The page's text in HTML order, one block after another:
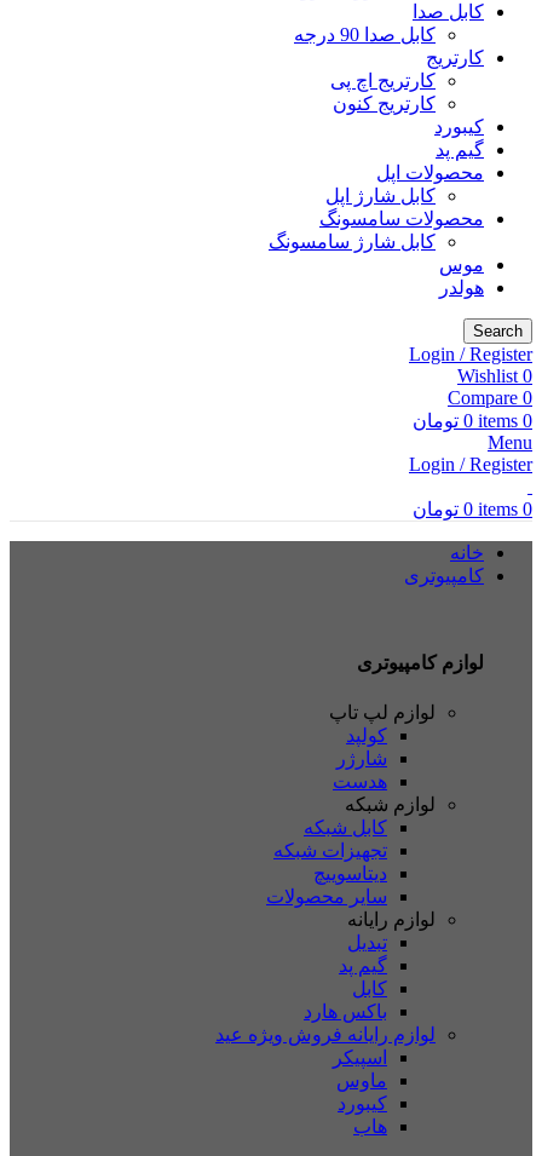
کابل صدا
کابل صدا 90 درجه
کارتریج
کارتریج اچ پی
کارتریج کنون
کیبورد
گیم پد
محصولات اپل
کابل شارژ اپل
محصولات سامسونگ
کابل شارژ سامسونگ
موس
هولدر
Search
Login / Register
0
Wishlist
0
Compare
0
items
0 تومان
Menu
Login / Register
0
items
0 تومان
خانه
کامپیوتری
لوازم کامپیوتری
لوازم لپ تاپ
کولپد
شارژر
هدست
لوازم شبکه
کابل شبکه
تجهیزات شبکه
دیتاسوییچ
سایر محصولات
لوازم رایانه
تبدیل
گیم پد
کابل
باکس هارد
لوازم رایانه فروش ویژه عید
اسپیکر
ماوس
کیبورد
هاب